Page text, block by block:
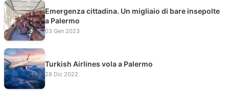
Emergenza cittadina. Un migliaio di bare insepolte
a Palermo
03 Gen 2023
Turkish Airlines vola a Palermo
28 Dic 2022